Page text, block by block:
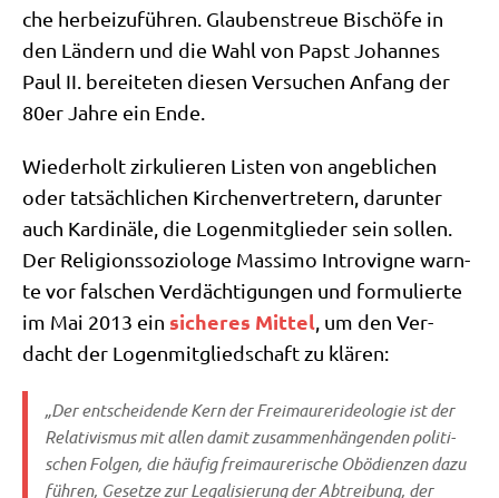
che her­bei­zu­füh­ren. Glau­bens­treue Bischö­fe in
den Län­dern und die Wahl von Papst Johan­nes
Paul II. berei­te­ten die­sen Ver­su­chen Anfang der
80er Jah­re ein Ende.
Wie­der­holt zir­ku­lie­ren Listen von angeb­li­chen
oder tat­säch­li­chen Kir­chen­ver­tre­tern, dar­un­ter
auch Kar­di­nä­le, die Logen­mit­glie­der sein sol­len.
Der Reli­gi­ons­so­zio­lo­ge Mas­si­mo Intro­vi­gne warn­
te vor fal­schen Ver­däch­ti­gun­gen und for­mu­lier­te
im Mai 2013 ein siche­res Mit­tel , um den Ver­
dacht der Logen­mit­glied­schaft zu klären:
„Der ent­schei­den­de Kern der Frei­mau­rer­ideo­lo­gie ist der
Rela­ti­vis­mus mit allen damit zusam­men­hän­gen­den poli­ti­
schen Fol­gen, die häu­fig frei­mau­re­ri­sche Obö­di­en­zen dazu
füh­ren, Geset­ze zur Lega­li­sie­rung der Abtrei­bung, der